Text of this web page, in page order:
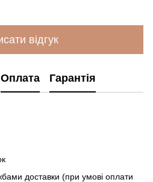
відгук
Оплата Гарантія
доставки (при умові оплати